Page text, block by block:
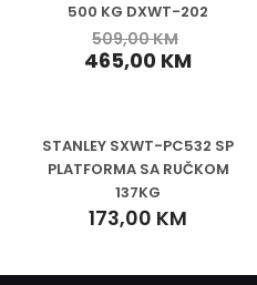
500 KG DXWT-202
509,00KM
465,00 KM
STANLEY SXWT-PC532 SP
PLATFORMA SA RUČKOM
137KG
173,00 KM